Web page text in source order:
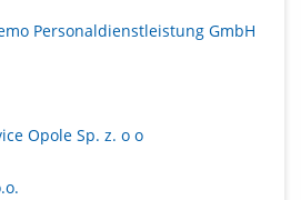
Personaldienstleistung GmbH
Opole Sp. z. o o